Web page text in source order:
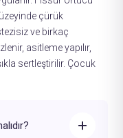
çürük
ve birkaç
asitleme yapılır,
sertleştirilir. Çocuk